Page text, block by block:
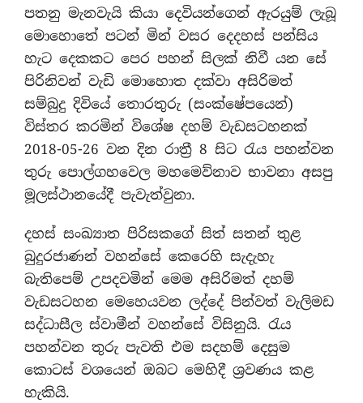
පතනු මැනවැයි කියා දෙවියන්ගෙන් ඇරයුම් ලැබූ
මොහොතේ පටන් මින් වසර දෙදහස් පන්සිය
හැට දෙකකට පෙර පහන් සිලක් නිවී යන සේ
පිරිනිවන් වැඩි මොහොත දක්වා අසිරිමත්
සම්බුදු දිවියේ තොරතුරු (සංක්ෂේපයෙන්)
විස්තර කරමින් විශේෂ දහම් වැඩසටහනක්
2018-05-26 වන දින රාත්‍රී 8 සිට රැය පහන්වන
තුරු පොල්ගහවෙල මහමෙව්නාව භාවනා අසපු
මූලස්ථානයේදී පැවැත්වුනා.
දහස් සංඛ්‍යාත පිරිසකගේ සිත් සතන් තුළ
බුදුරජාණන් වහන්සේ කෙරෙහි සැදැහැ
බැතිපෙම් උපදවමින් මෙම අසිරිමත් දහම්
වැඩසටහන මෙහෙයවන ලද්දේ පින්වත් වැලිමඩ
සද්ධාසීල ස්වාමීන් වහන්සේ විසිනුයි. රැය
පහන්වන තුරු පැවති එම සදහම් දෙසුම
කොටස් වශයෙන් ඔබට මෙහිදී ශ්‍රවණය කළ
හැකියි.